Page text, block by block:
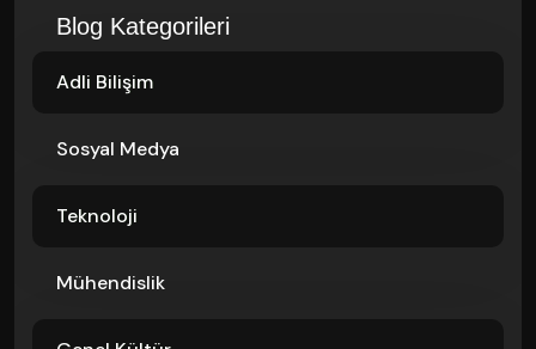
Blog Kategorileri
Adli Bilişim
Sosyal Medya
Teknoloji
Mühendislik